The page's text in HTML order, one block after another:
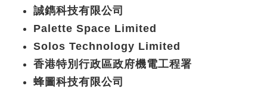
誠鐫科技有限公司
Palette Space Limited
Solos Technology Limited
香港特別行政區政府機電工程署
蜂圖科技有限公司